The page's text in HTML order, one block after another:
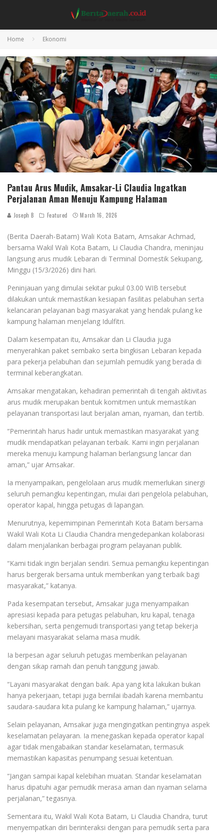
Home Ekonomi
Pantau Arus Mudik, Amsakar-Li Claudia Ingatkan
Perjalanan Aman Menuju Kampung Halaman
Joseph B Featured March 16, 2026
(Berita Daerah-Batam) Wali Kota Batam, Amsakar Achmad,
bersama Wakil Wali Kota Batam, Li Claudia Chandra, meninjau
langsung arus mudik Lebaran di Terminal Domestik Sekupang,
Minggu (15/3/2026) dini hari.
Peninjauan yang dimulai sekitar pukul 03.00 WIB tersebut
dilakukan untuk memastikan kesiapan fasilitas pelabuhan serta
kelancaran pelayanan bagi masyarakat yang hendak pulang ke
kampung halaman menjelang Idulfitri.
Dalam kesempatan itu, Amsakar dan Li Claudia juga
menyerahkan paket sembako serta bingkisan Lebaran kepada
para pekerja pelabuhan dan sejumlah pemudik yang berada di
terminal keberangkatan.
Amsakar mengatakan, kehadiran pemerintah di tengah aktivitas
arus mudik merupakan bentuk komitmen untuk memastikan
pelayanan transportasi laut berjalan aman, nyaman, dan tertib.
“Pemerintah harus hadir untuk memastikan masyarakat yang
mudik mendapatkan pelayanan terbaik. Kami ingin perjalanan
mereka menuju kampung halaman berlangsung lancar dan
aman,” ujar Amsakar.
Ia menyampaikan, pengelolaan arus mudik memerlukan sinergi
seluruh pemangku kepentingan, mulai dari pengelola pelabuhan,
operator kapal, hingga petugas di lapangan.
Menurutnya, kepemimpinan Pemerintah Kota Batam bersama
Wakil Wali Kota Li Claudia Chandra mengedepankan kolaborasi
dalam menjalankan berbagai program pelayanan publik.
“Kami tidak ingin berjalan sendiri. Semua pemangku kepentingan
harus bergerak bersama untuk memberikan yang terbaik bagi
masyarakat,” katanya.
Pada kesempatan tersebut, Amsakar juga menyampaikan
apresiasi kepada para petugas pelabuhan, kru kapal, tenaga
kebersihan, serta pengemudi transportasi yang tetap bekerja
melayani masyarakat selama masa mudik.
Ia berpesan agar seluruh petugas memberikan pelayanan
dengan sikap ramah dan penuh tanggung jawab.
“Layani masyarakat dengan baik. Apa yang kita lakukan bukan
hanya pekerjaan, tetapi juga bernilai ibadah karena membantu
saudara-saudara kita pulang ke kampung halaman,” ujarnya.
Selain pelayanan, Amsakar juga mengingatkan pentingnya aspek
keselamatan pelayaran. Ia menegaskan kepada operator kapal
agar tidak mengabaikan standar keselamatan, termasuk
memastikan kapasitas penumpang sesuai ketentuan.
“Jangan sampai kapal kelebihan muatan. Standar keselamatan
harus dipatuhi agar pemudik merasa aman dan nyaman selama
perjalanan,” tegasnya.
Sementara itu, Wakil Wali Kota Batam, Li Claudia Chandra, turut
menyempatkan diri berinteraksi dengan para pemudik serta para